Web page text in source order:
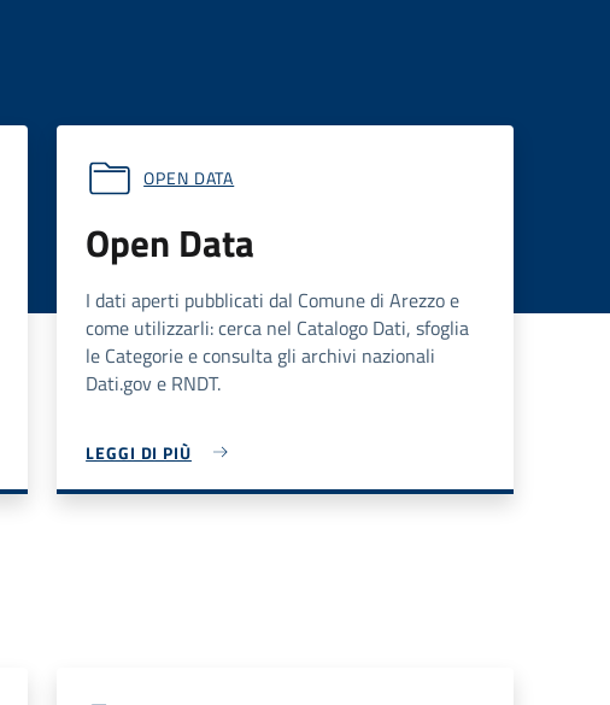
OPEN DATA
Open Data
I dati aperti pubblicati dal Comune di Arezzo e
come utilizzarli: cerca nel Catalogo Dati, sfoglia
le Categorie e consulta gli archivi nazionali
Dati.gov e RNDT.
LEGGI DI PIÙ